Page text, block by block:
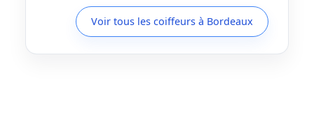
Voir tous les coiffeurs à Bordeaux